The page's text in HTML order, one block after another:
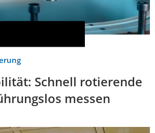
Schnell rotierende
messen